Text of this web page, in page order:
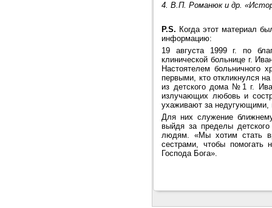
4. В.П. Романюк и др.
P.S. Когда этот материал
информацию:
19 августа 1999 г. по
клинической больнице г.
Настоятелем больничного
первыми, кто откликнулся
из детского дома №1 г.
излучающих любовь и
ухаживают за недугующими,
Для них служение
выйдя за пределы
людям. «Мы хотим стать
сестрами, чтобы
Господа Бога».